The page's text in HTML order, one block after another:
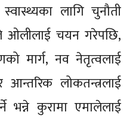
लागि चुनौती
ओलीलाई चयन गरेपछि,
मार्ग, नव नेतृत्वलाई
लोकतन्त्रलाई
भन्ने कुरामा एमालेलाई